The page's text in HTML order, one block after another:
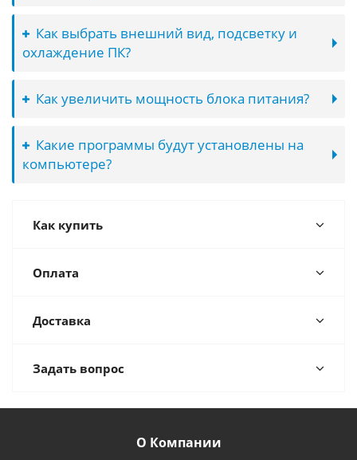
Как выбрать внешний вид, подсветку и
охлаждение ПК?
Как увеличить мощность блока питания?
Какие программы будут установлены на
компьютере?
Как купить
Оплата
Доставка
Задать вопрос
О Компании